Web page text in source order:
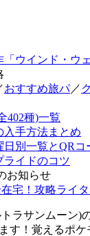
ウインド・ウ
おすすめ旅パ／
402種)一覧
入手方法まとめ
別一覧とQRコ
ライドのコツ
お知らせ
宅！攻略ライタ
ラサンムーン)
す！覚えるポ